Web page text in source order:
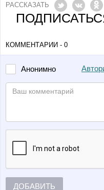
РАССКАЗАТЬ
КОММЕНТАРИИ - 0
Анонимно
ДОБАВИТЬ